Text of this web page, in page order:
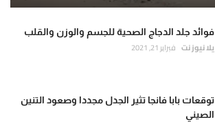
فوائد جلد الدجاج الصحية للجسم والوزن والقلب
يلا نيوز نت فبراير 21, 2021
توقعات بابا فانجا تثير الجدل مجددا وصعود التنين
الصيني